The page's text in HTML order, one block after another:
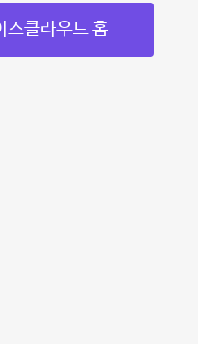
스클라우드 홈